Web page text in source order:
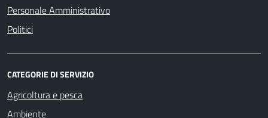
Personale Amministrativo
Politici
CATEGORIE DI SERVIZIO
Agricoltura e pesca
Ambiente